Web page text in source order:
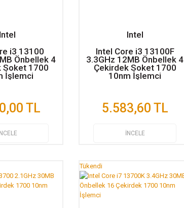
Intel
i3 13100
Önbellek 4
Soket 1700
İşlemci
TL
Intel
Intel Core i3 13100F
3.3GHz 12MB Önbellek 4
Çekirdek Soket 1700
10nm İşlemci
5.583,60 TL
İNCELE
Tükendi